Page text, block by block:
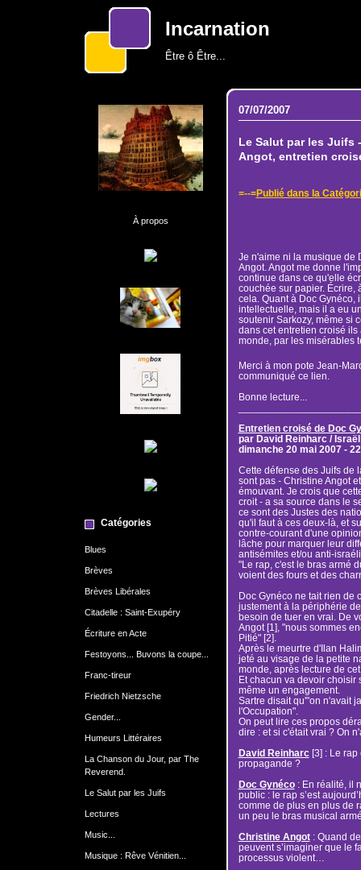
Incarnation
Être ô Être...
À propos
Catégories
Blues
Brèves
Brèves Libérales
Citadelle : Saint-Exupéry
Écriture en Acte
Festoyons... Buvons la coupe...
Franc-tireur
Friedrich Nietzsche
Gender...
Humeurs Littéraires
La Chanson du Jour, par The
Reverend.
Le Salut par les Juifs
Lectures
Music...
Musique : Rêve Vénitien...
07/07/2007
Le Salut par les Juifs
Angot, entretien
=--=Publié dans la
Je n'aime ni la musique de
Angot. Angot me donne
continue dans ce qu'elle
couchée sur papier. Écrire,
cela. Quant à Doc Gynéco,
intellectuelle, mais il a eu
soutenir Sarkozy, même si
dans cet entretien croisé
monde, par les misérables
Merci à mon pote Jean-
communiqué ce lien.
Bonne lecture...
Entretien croisé de Doc
par David Reinharc /
dimanche 20 mai 2007 -
Cette défense des Juifs de
sont pas - Christine Angot
émouvant. Je crois que
croit - a sa source dans le
ce sont des Justes des
qu'il faut à ces deux-là, et
contre-courant d'une
lâche pour marquer leur
antisémites et/ou anti-
"Le rap, c'est le bras armé
voient des fours et des
Doc Gynéco ne tait rien de
justement à la périphérie
besoin de tuer en vrai. De
Angot [1], "nous sommes
Pitié" [2].
Après le meurtre d'Ilan
jeté au visage de la petite
monde, après lecture de
Et chacun va devoir choisir
même un engagement.
Sartre disait qu'"on n'avait
l'Occupation".
On peut lire ces propos
dire : et si c'était vrai ? On
David Reinharc[3] : Le rap
propagande ?
Doc Gynéco: En réalité, il
public : le rap s’est
comme de plus en plus de
un peu le bras musical
Christine Angot: Quand
peuvent s’imaginer que le
processus violent…